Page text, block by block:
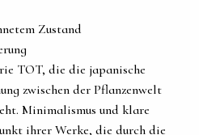
Zustand
TOT, die die japanische
zwischen der Pflanzenwelt
Minimalismus und klare
ihrer Werke, die durch die